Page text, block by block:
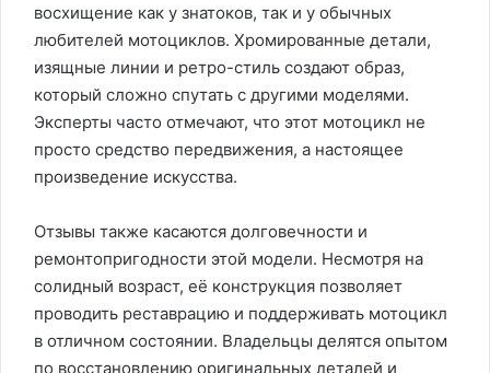
восхищение как у знатоков, так и у обычных
любителей мотоциклов. Хромированные детали,
изящные линии и ретро-стиль создают образ,
который сложно спутать с другими моделями.
Эксперты часто отмечают, что этот мотоцикл не
просто средство передвижения, а настоящее
произведение искусства.
Отзывы также касаются долговечности и
ремонтопригодности этой модели. Несмотря на
солидный возраст, её конструкция позволяет
проводить реставрацию и поддерживать мотоцикл
в отличном состоянии. Владельцы делятся опытом
по восстановлению оригинальных деталей и